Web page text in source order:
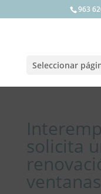
963
Seleccionar
solicita
ventanas